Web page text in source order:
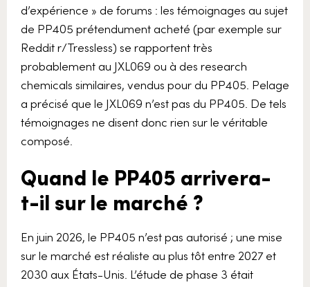
d’expérience » de forums : les témoignages au sujet
de PP405 prétendument acheté (par exemple sur
Reddit r/Tressless) se rapportent très
probablement au JXL069 ou à des research
chemicals similaires, vendus pour du PP405. Pelage
a précisé que le JXL069 n’est pas du PP405. De tels
témoignages ne disent donc rien sur le véritable
composé.
Quand le PP405 arrivera-
t-il sur le marché ?
En juin 2026, le PP405 n’est pas autorisé ; une mise
sur le marché est réaliste au plus tôt entre 2027 et
2030 aux États-Unis. L’étude de phase 3 était